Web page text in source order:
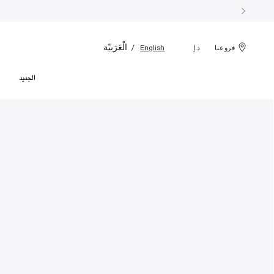
فروعنا د.إ English الْعَرَبيّة
الجديد